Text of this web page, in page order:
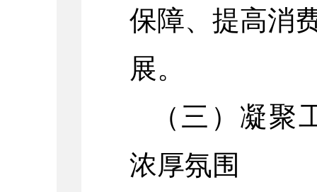
保障、提高消
展。
（三）凝
浓厚氛围